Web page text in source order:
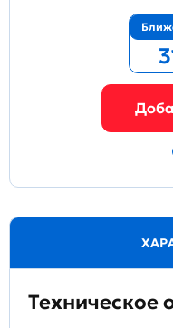
Техническое